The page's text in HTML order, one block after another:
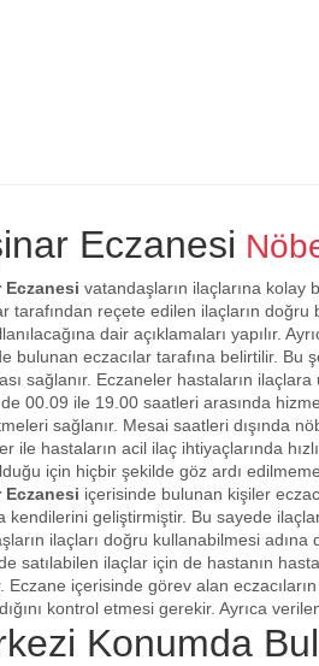
Eczanesi
Eczanesi vatandaşların ilaçlarına kolay
tarafından reçete edilen ilaçların doğru
dair açıklamaları yapılır.
bulunan eczacılar tarafına belirtilir. Bu
sağlanır. Eczaneler hastaların
00.09 ile 19.00 saatleri arasında
sağlanır. Mesai saatleri dışında
ile hastaların acil ilaç ihtiyaçlarında
için hiçbir şekilde göz ardı
Eczanesi içerisinde bulunan kişiler
kendilerini geliştirmiştir. Bu sayede
ilaçları doğru kullanabilmesi adına
satılabilen ilaçlar için de hastanın
Eczane içerisinde görev alan
kontrol etmesi gerekir. Ayrıca
Konumda